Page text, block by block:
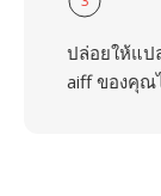
ปล่อยให้แป
aiff ของคุณ